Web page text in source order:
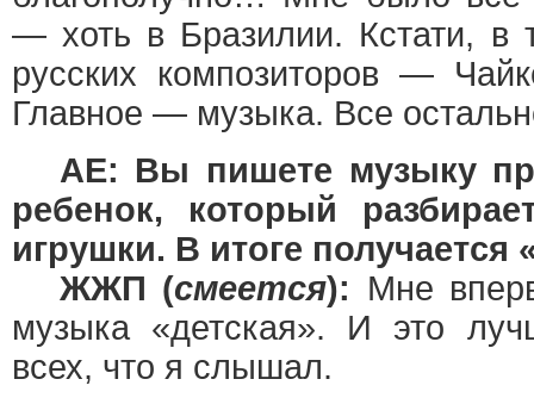
— хоть в Бразилии. Кстати, в
русских композиторов —
Главное — музыка. Все
AE: Вы пишете музыку
ребенок, который
игрушки. В итоге получается
ЖЖП (смеется): Мне
музыка «детская». И это
всех, что я слышал.